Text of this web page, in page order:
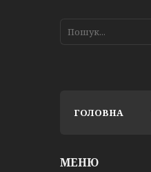
ГОЛОВНА